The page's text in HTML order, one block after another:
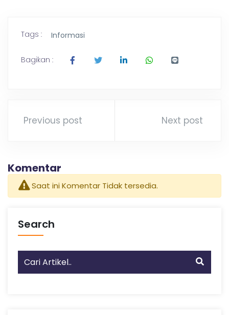
Tags : Informasi
Bagikan :
Previous post Next post
Komentar
Saat ini Komentar Tidak tersedia.
Search